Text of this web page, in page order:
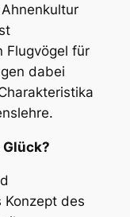
Flugvögel für
dabei
Konzept des